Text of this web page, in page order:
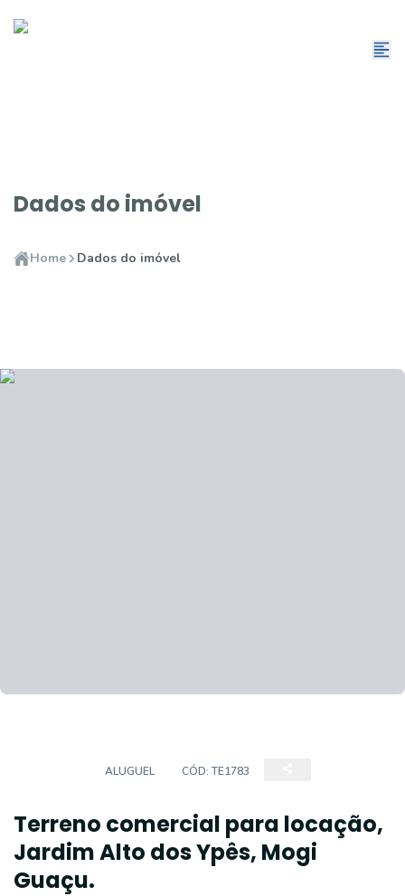
Dados do imóvel
Home Dados do imóvel
ALUGUEL CÓD:TE1783
Terreno comercial para locação,
Jardim Alto dos Ypês, Mogi
Guaçu.